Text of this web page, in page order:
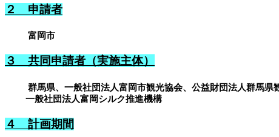
２ 申請者
富岡市
３ 共同申請者（実施主体）
群馬県、一般社団法人富岡市観光協会、公益財団法人群馬県
一般社団法人富岡シルク推進機構
４ 計画期間